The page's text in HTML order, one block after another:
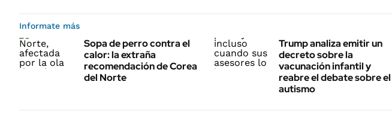
Informate más
Sopa de perro contra el
calor: la extraña
recomendación de Corea
del Norte
Trump analiza emitir un
decreto sobre la
vacunación infantil y
reabre el debate sobre el
autismo